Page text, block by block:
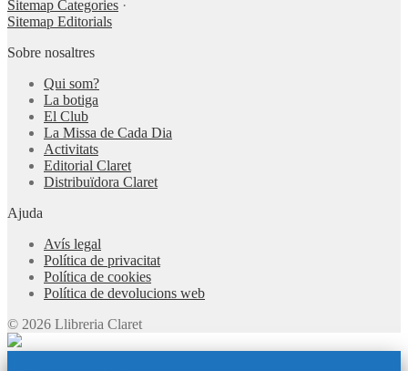
Sitemap Categories ·
Sitemap Editorials
Sobre nosaltres
Qui som?
La botiga
El Club
La Missa de Cada Dia
Activitats
Editorial Claret
Distribuïdora Claret
Ajuda
Avís legal
Política de privacitat
Política de cookies
Política de devolucions web
© 2026 Llibreria Claret